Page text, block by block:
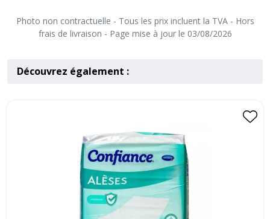
Photo non contractuelle - Tous les prix incluent la TVA - Hors
frais de livraison - Page mise à jour le 03/08/2026
Découvrez également :